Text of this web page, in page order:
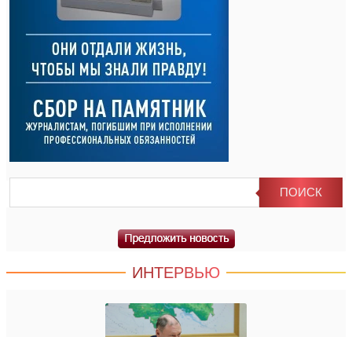
ИНТЕРВЬЮ